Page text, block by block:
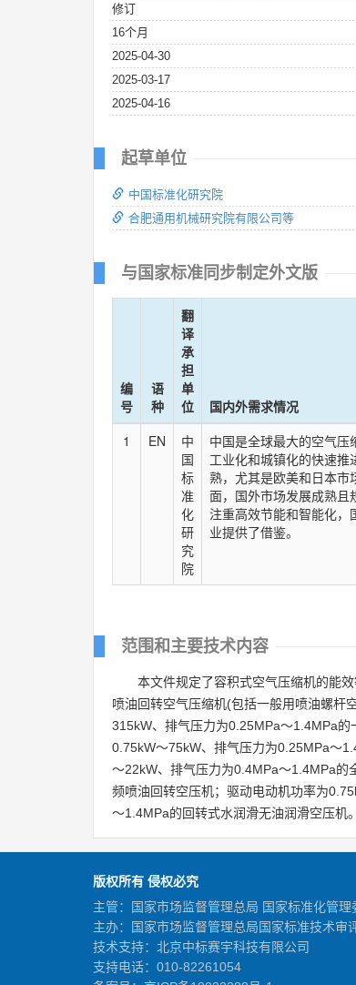
修订
16个月
2025-04-30
2025-03-17
2025-04-16
起草单位
中国标准化研究院
合肥通用机械研究院有限公司等
与国家标准同步制定外文版
编
号
语
种
翻
译
承
担
单
位
国内外需求情况
1
EN
中
国
标
准
化
研
究
院
中国是全球最大的空气
工业化和城镇化的快速
熟，尤其是欧美和日本市
面，国外市场发展成熟且
注重高效节能和智能化
业提供了借鉴。
范围和主要技术内容
本文件规定了容积式空气压缩机的能
喷油回转空气压缩机(包括一般用喷油螺杆
315kW、排气压力为0.25MPa～1.4MPa
0.75kW～75kW、排气压力为0.25MPa～
～22kW、排气压力为0.4MPa～1.4MPa的
频喷油回转空压机；驱动电动机功率为
～1.4MPa的回转式水润滑无油润滑空压机。
版权所有 侵权必究
主管：国家市场监督管理总局 国家标准化管理
主办：国家市场监督管理总局国家标准技术审
技术支持：北京中标赛宇科技有限公司
支持电话：010-82261054